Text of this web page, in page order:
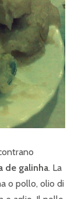
de galinha. La
o pollo, olio di